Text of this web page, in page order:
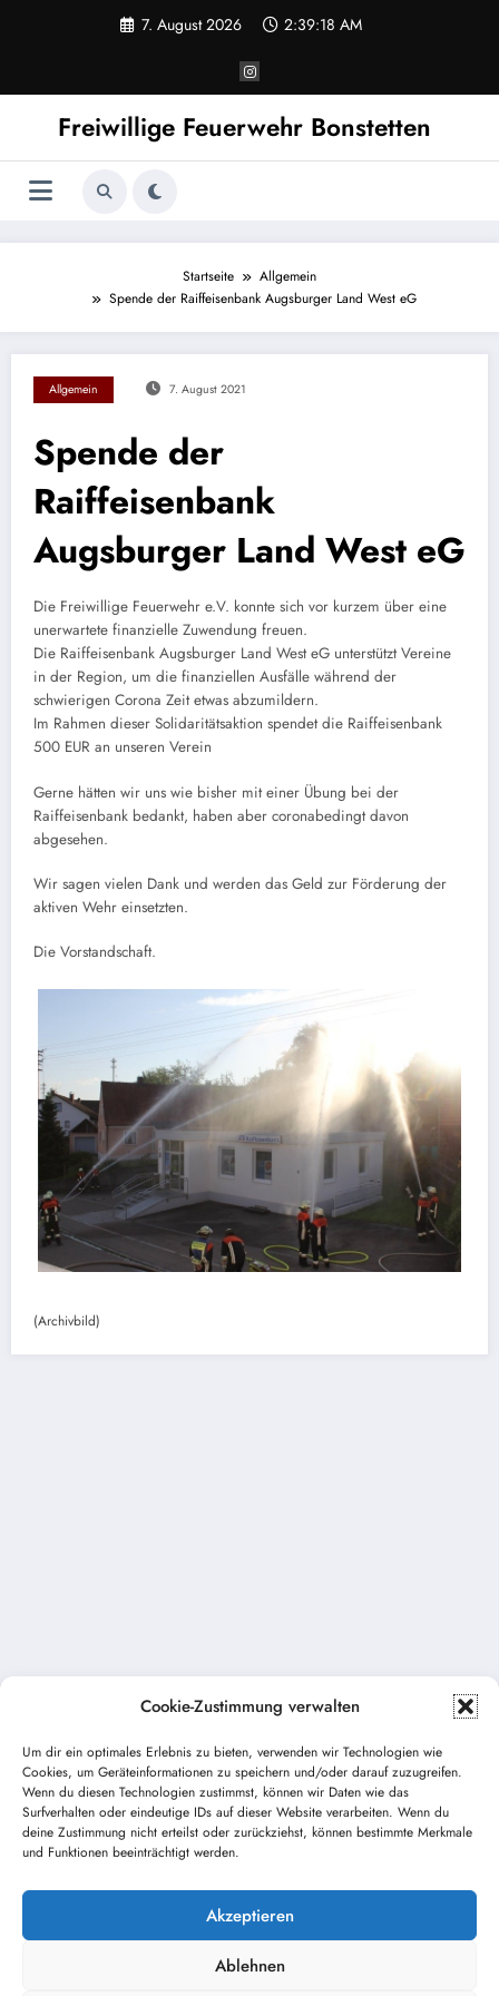
Cookie-Zustimmung verwalten
Um dir ein optimales Erlebnis zu bieten, verwenden wir Technologien wie
Cookies, um Geräteinformationen zu speichern und/oder darauf zuzugreifen.
Wenn du diesen Technologien zustimmst, können wir Daten wie das
Surfverhalten oder eindeutige IDs auf dieser Website verarbeiten. Wenn du
deine Zustimmung nicht erteilst oder zurückziehst, können bestimmte Merkmale
und Funktionen beeinträchtigt werden.
Akzeptieren
Ablehnen
7. August 2026 2:39:18 AM
Freiwillige Feuerwehr Bonstetten
Startseite
Allgemein
Spende der Raiffeisenbank Augsburger Land West eG
Allgemein 7. August 2021
Spende der
Raiffeisenbank
Augsburger Land West eG
Die Freiwillige Feuerwehr e.V. konnte sich vor kurzem über eine
unerwartete finanzielle Zuwendung freuen.
Die Raiffeisenbank Augsburger Land West eG unterstützt Vereine
in der Region, um die finanziellen Ausfälle während der
schwierigen Corona Zeit etwas abzumildern.
Im Rahmen dieser Solidaritätsaktion spendet die Raiffeisenbank
500 EUR an unseren Verein
Gerne hätten wir uns wie bisher mit einer Übung bei der
Raiffeisenbank bedankt, haben aber coronabedingt davon
abgesehen.
Wir sagen vielen Dank und werden das Geld zur Förderung der
aktiven Wehr einsetzten.
Die Vorstandschaft.
(Archivbild)
Vorheriger Beitrag
Wir suchen Verstärkung! Neue
Kameraden*innen gesucht!